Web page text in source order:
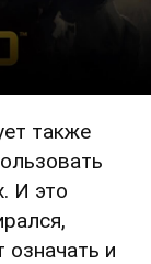
также
И это
означать и